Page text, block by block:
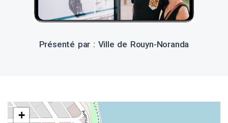
Présenté par : Ville de Rouyn-Noranda
+